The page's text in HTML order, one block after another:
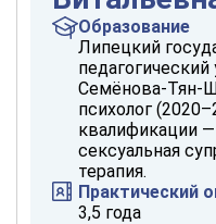
Образование
Липецкий
Семёнова-Тян-
психолог
квалификации
сексуальная
терапия.
Практический
3,5 года